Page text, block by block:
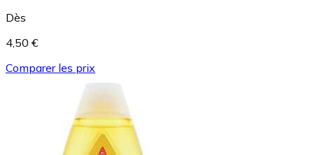
Dès
4,50 €
Comparer les prix